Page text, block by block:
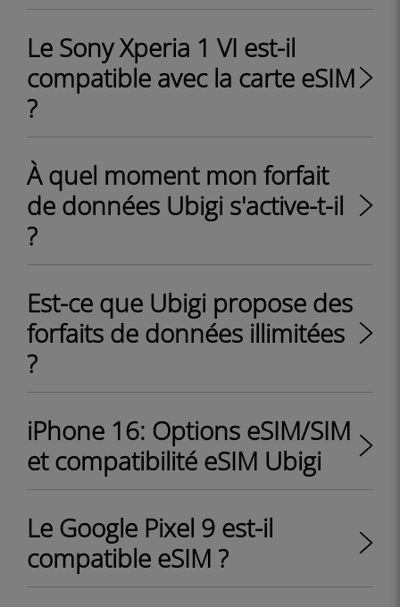
Le Sony Xperia 1 VI est-il
compatible avec la carte eSIM
?
À quel moment mon forfait
de données Ubigi s'active-t-il
?
Est-ce que Ubigi propose des
forfaits de données illimitées
?
iPhone 16: Options eSIM/SIM
et compatibilité eSIM Ubigi
Le Google Pixel 9 est-il
compatible eSIM ?